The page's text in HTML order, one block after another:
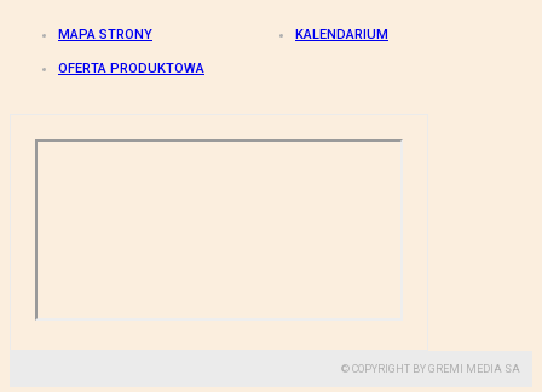
MAPA STRONY KALENDARIUM
OFERTA PRODUKTOWA
© COPYRIGHT BY GREMI MEDIA SA